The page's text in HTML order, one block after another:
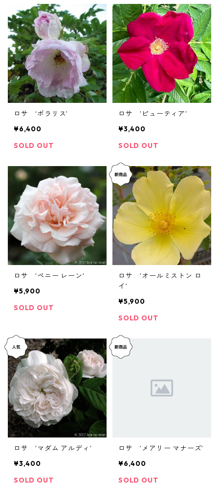
ロサ ‘ポラリス’
¥6,400
SOLD OUT
ロサ ’ピューティア’
¥3,400
SOLD OUT
ロサ ’ペニー レーン’
¥5,900
SOLD OUT
ロサ ’オールミストン ロ
イ’
¥5,900
SOLD OUT
ロサ ’マダム アルディ’
¥3,400
SOLD OUT
ロサ ’メアリー マナーズ’
¥6,400
SOLD OUT